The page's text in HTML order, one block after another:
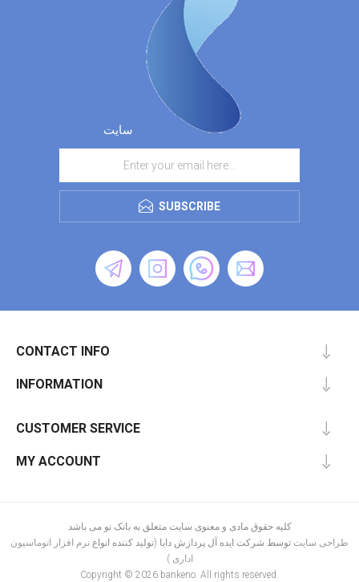
سایت
SUBSCRIBE
CONTACT INFO
INFORMATION
CUSTOMER SERVICE
MY ACCOUNT
کلیه حقوق مادی و معنوی سایت متعلق به بانک نو می باشد
طراحی سایت توسط شرکت ایده آل پردازش دایا (تولید کننده انواع نرم افزار اتوماسیون
اداری )
Copyright © 2026 bankeno. All rights reserved.